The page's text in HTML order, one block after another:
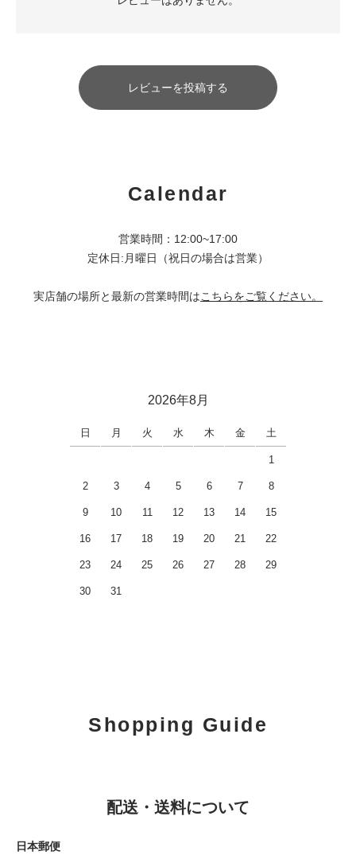
レビューを投稿する
Calendar
営業時間：12:00~17:00
定休日:月曜日（祝日の場合は営業）
実店舗の場所と最新の営業時間はこちらをご覧ください。
2026年8月
日 月 火 水 木 金 土
1
2 3 4 5 6 7 8
9 10 11 12 13 14 15
16 17 18 19 20 21 22
23 24 25 26 27 28 29
30 31
Shopping Guide
配送・送料について
日本郵便